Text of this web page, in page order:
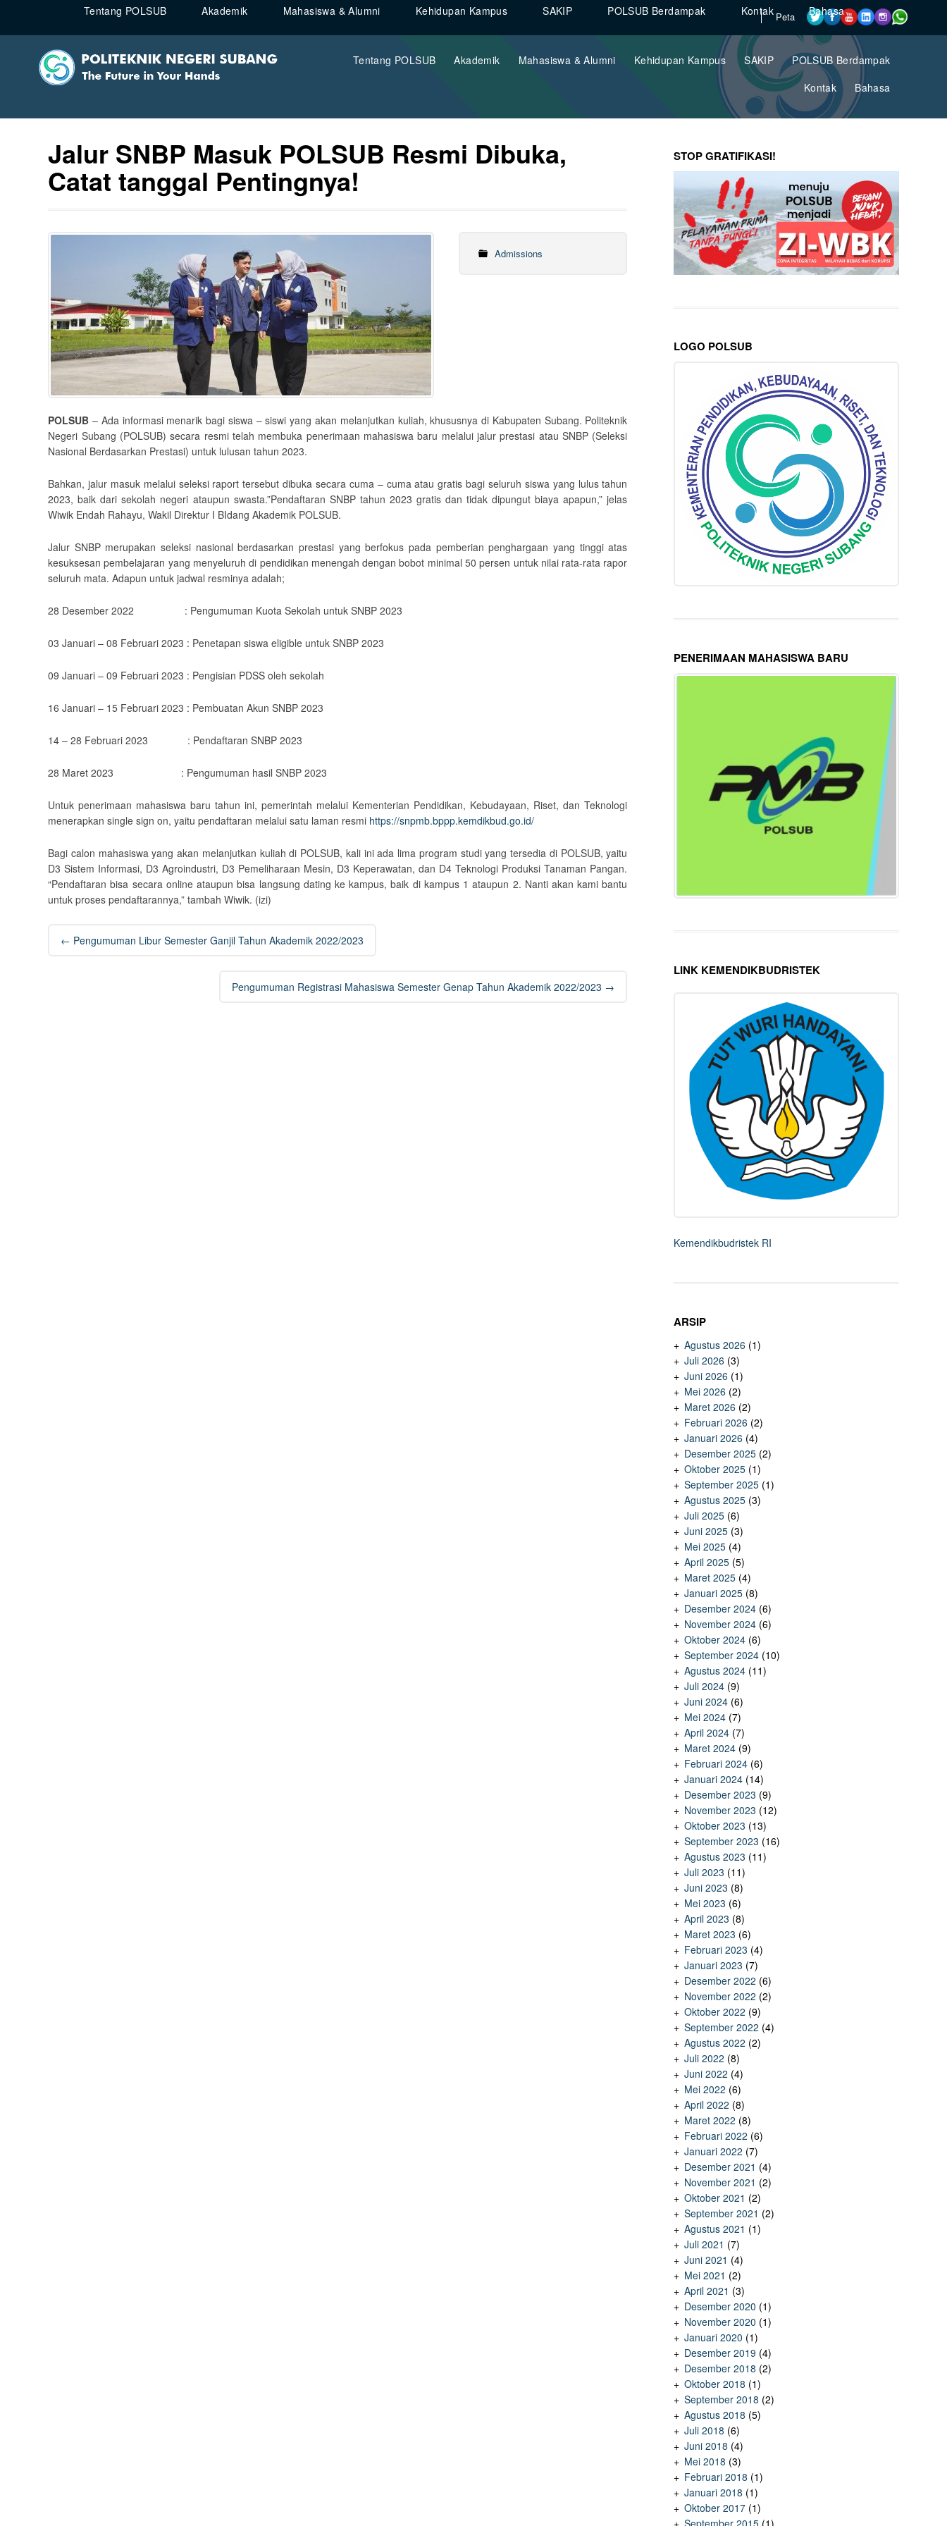
Peta
Tentang POLSUB Akademik Mahasiswa & Alumni Kehidupan Kampus SAKIP
POLSUB Berdampak
Kontak
Bahasa
Tentang POLSUB Akademik Mahasiswa & Alumni Kehidupan Kampus SAKIP POLSUB Berdampak Kontak Bahasa
Jalur SNBP Masuk POLSUB Resmi Dibuka,
Catat tanggal Pentingnya!
Admissions
POLSUB – Ada informasi menarik bagi siswa – siswi yang akan melanjutkan kuliah, khususnya di Kabupaten Subang. Politeknik
Negeri Subang (POLSUB) secara resmi telah membuka penerimaan mahasiswa baru melalui jalur prestasi atau SNBP (Seleksi
Nasional Berdasarkan Prestasi) untuk lulusan tahun 2023.
Bahkan, jalur masuk melalui seleksi raport tersebut dibuka secara cuma – cuma atau gratis bagi seluruh siswa yang lulus tahun
2023, baik dari sekolah negeri ataupun swasta.”Pendaftaran SNBP tahun 2023 gratis dan tidak dipungut biaya apapun,” jelas
Wiwik Endah Rahayu, Wakil Direktur I BIdang Akademik POLSUB.
Jalur SNBP merupakan seleksi nasional berdasarkan prestasi yang berfokus pada pemberian penghargaan yang tinggi atas
kesuksesan pembelajaran yang menyeluruh di pendidikan menengah dengan bobot minimal 50 persen untuk nilai rata-rata rapor
seluruh mata. Adapun untuk jadwal resminya adalah;
28 Desember 2022 : Pengumuman Kuota Sekolah untuk SNBP 2023
03 Januari – 08 Februari 2023 : Penetapan siswa eligible untuk SNBP 2023
09 Januari – 09 Februari 2023 : Pengisian PDSS oleh sekolah
16 Januari – 15 Februari 2023 : Pembuatan Akun SNBP 2023
14 – 28 Februari 2023 : Pendaftaran SNBP 2023
28 Maret 2023 : Pengumuman hasil SNBP 2023
Untuk penerimaan mahasiswa baru tahun ini, pemerintah melalui Kementerian Pendidikan, Kebudayaan, Riset, dan Teknologi
menerapkan single sign on, yaitu pendaftaran melalui satu laman resmi https://snpmb.bppp.kemdikbud.go.id/
Bagi calon mahasiswa yang akan melanjutkan kuliah di POLSUB, kali ini ada lima program studi yang tersedia di POLSUB, yaitu
D3 Sistem Informasi, D3 Agroindustri, D3 Pemeliharaan Mesin, D3 Keperawatan, dan D4 Teknologi Produksi Tanaman Pangan.
“Pendaftaran bisa secara online ataupun bisa langsung dating ke kampus, baik di kampus 1 ataupun 2. Nanti akan kami bantu
untuk proses pendaftarannya,” tambah Wiwik. (izi)
Post
navigation
← Pengumuman Libur Semester Ganjil Tahun Akademik 2022/2023
Pengumuman Registrasi Mahasiswa Semester Genap Tahun Akademik 2022/2023 →
STOP GRATIFIKASI!
LOGO POLSUB
PENERIMAAN MAHASISWA BARU
LINK KEMENDIKBUDRISTEK
Kemendikbudristek RI
ARSIP
Agustus 2026 (1)
Juli 2026 (3)
Juni 2026 (1)
Mei 2026 (2)
Maret 2026 (2)
Februari 2026 (2)
Januari 2026 (4)
Desember 2025 (2)
Oktober 2025 (1)
September 2025 (1)
Agustus 2025 (3)
Juli 2025 (6)
Juni 2025 (3)
Mei 2025 (4)
April 2025 (5)
Maret 2025 (4)
Januari 2025 (8)
Desember 2024 (6)
November 2024 (6)
Oktober 2024 (6)
September 2024 (10)
Agustus 2024 (11)
Juli 2024 (9)
Juni 2024 (6)
Mei 2024 (7)
April 2024 (7)
Maret 2024 (9)
Februari 2024 (6)
Januari 2024 (14)
Desember 2023 (9)
November 2023 (12)
Oktober 2023 (13)
September 2023 (16)
Agustus 2023 (11)
Juli 2023 (11)
Juni 2023 (8)
Mei 2023 (6)
April 2023 (8)
Maret 2023 (6)
Februari 2023 (4)
Januari 2023 (7)
Desember 2022 (6)
November 2022 (2)
Oktober 2022 (9)
September 2022 (4)
Agustus 2022 (2)
Juli 2022 (8)
Juni 2022 (4)
Mei 2022 (6)
April 2022 (8)
Maret 2022 (8)
Februari 2022 (6)
Januari 2022 (7)
Desember 2021 (4)
November 2021 (2)
Oktober 2021 (2)
September 2021 (2)
Agustus 2021 (1)
Juli 2021 (7)
Juni 2021 (4)
Mei 2021 (2)
April 2021 (3)
Desember 2020 (1)
November 2020 (1)
Januari 2020 (1)
Desember 2019 (4)
Desember 2018 (2)
Oktober 2018 (1)
September 2018 (2)
Agustus 2018 (5)
Juli 2018 (6)
Juni 2018 (4)
Mei 2018 (3)
Februari 2018 (1)
Januari 2018 (1)
Oktober 2017 (1)
September 2015 (1)